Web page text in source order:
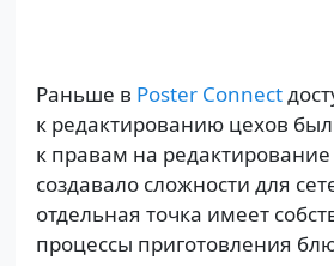
Раньше в Poster Connect
к редактированию цехов
к правам на
создавало сложности для
отдельная точка имеет
процессы приготовления